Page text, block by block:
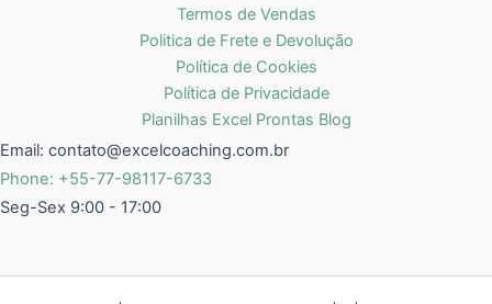
Termos de Vendas
Politica de Frete e Devolução
Política de Cookies
Política de Privacidade
Planilhas Excel Prontas Blog
Email: contato@excelcoaching.com.br
Phone: +55-77-98117-6733
Seg-Sex 9:00 - 17:00